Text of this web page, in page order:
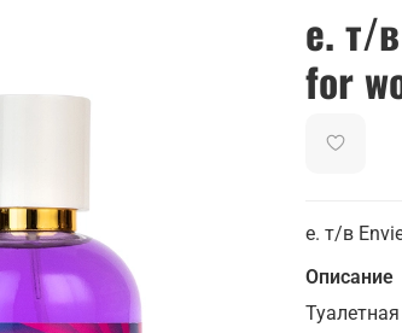
e. т/
for
e. т/в
Описание